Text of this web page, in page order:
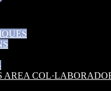
AREA